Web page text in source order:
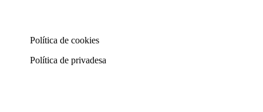
Política de cookies
Política de privadesa